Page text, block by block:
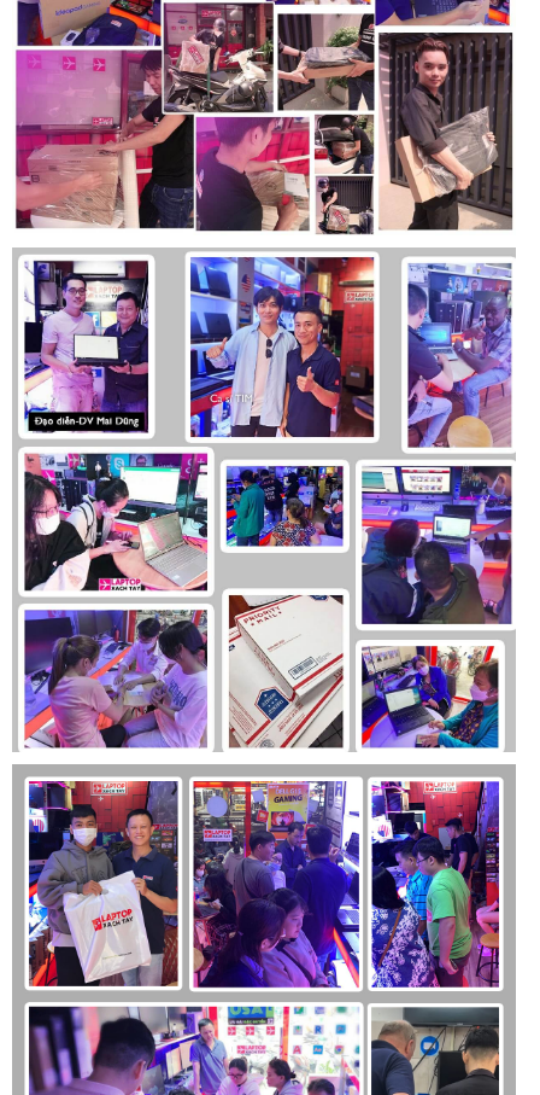
Laptop Dell Latitude 7450 Ultra 2024 : Bàn phím tiêu chuẩn văn
phòng
Laptop Dell Latitude 7450 Ultra 2024 được trang bị phím tiêu
chuẩn, Layout quen thuộc tương tự như những thế hệ trước
đây, dễ dàng sử dụng. Keycap được làm dày dặn, gõ êm,
hành trình sâu dễ dàng sử dụng. Đèn nền Mini LED tiết kiệm
điện, giúp bạn có thể làm việc hiệu quả vào ban đêm.
Ngoài ra, Laptop còn được trang bị phím gọi trợ lý ảo thông
minh Copilot, ngay trên bàn phím. Giúp cho những thao tác
sử dụng của bạn được nhanh chóng, và tiết kiệm được nhiều
thời gian hơn.
Laptop Dell Latitude 7450 Ultra 2024: Công nghệ
bảo mật, an toàn cấp cao.
Bạn sẽ hoàn toàn an tâm sử dụng Laptop Dell Latitude 7450
2024 khi máy được trang bị hàng loạt những công nghệ hiện
đại bậc nhất, với cấp độ doanh nghiệp.
Tính năng nhận diện gương mặt Face ID, Cảm biến vân tay 1
chạm, giúp bạn có thể đăng nhập nhanh chóng vào hệ